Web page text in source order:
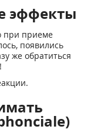
эффекты
при приеме
появились
же обратиться